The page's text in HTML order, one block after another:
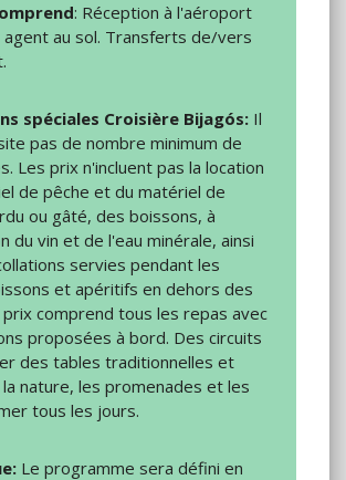
: Réception à l'aéroport
au sol. Transferts de/vers
spéciales Croisière Bijagós: Il
pas de nombre minimum de
Les prix n'incluent pas la location
de pêche et du matériel de
ou gâté, des boissons, à
du vin et de l'eau minérale, ainsi
servies pendant les
et apéritifs en dehors des
comprend tous les repas avec
proposées à bord. Des circuits
des tables traditionnelles et
nature, les promenades et les
tous les jours.
Le programme sera défini en